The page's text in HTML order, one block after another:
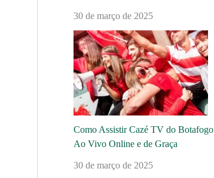
30 de março de 2025
Como Assistir Cazé TV do Botafogo
Ao Vivo Online e de Graça
30 de março de 2025